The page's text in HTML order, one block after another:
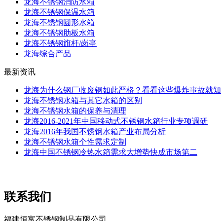
龙海不锈钢消防水箱
龙海不锈钢保温水箱
龙海不锈钢圆形水箱
龙海不锈钢肋板水箱
龙海不锈钢旗杆/岗亭
龙海综合产品
最新资讯
龙海为什么钢厂收废钢如此严格？看看这些爆炸事故就
龙海不锈钢水箱与其它水箱的区别
龙海不锈钢水箱的保养与清理
龙海2016-2021年中国移动式不锈钢水箱行业专项调研
龙海2016年我国不锈钢水箱产业布局分析
龙海不锈钢水箱个性需求定制
龙海中国不锈钢冷热水箱需求大增势快成市场第二
联系我们
福建恒富不锈钢制品有限公司